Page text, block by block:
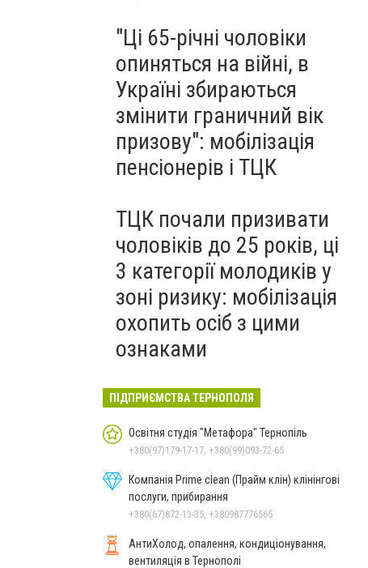
"Ці 65-річні чоловіки
опиняться на війні, в
Україні збираються
змінити граничний вік
призову": мобілізація
пенсіонерів і ТЦК
ТЦК почали призивати
чоловіків до 25 років, ці
3 категорії молодиків у
зоні ризику: мобілізація
охопить осіб з цими
ознаками
ПІДПРИЄМСТВА ТЕРНОПОЛЯ
Освітня студія "Метафора" Тернопіль
+380(97)179-17-17, +380(99)093-72-65
Компанія Prime clean (Прайм клін) клінінгові
послуги, прибирання
+380(67)872-13-35, +380987776565
АнтиХолод, опалення, кондиціонування,
вентиляція в Тернополі